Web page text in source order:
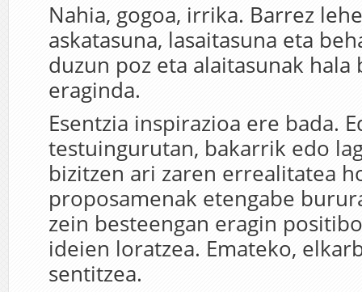
Nahia, gogoa, irrika. Barrez
askatasuna, lasaitasuna eta
duzun poz eta alaitasunak hala
eraginda.
Esentzia inspirazioa ere bada.
testuingurutan, bakarrik edo
bizitzen ari zaren errealitatea
proposamenak etengabe
zein besteengan eragin
ideien loratzea. Emateko,
sentitzea.